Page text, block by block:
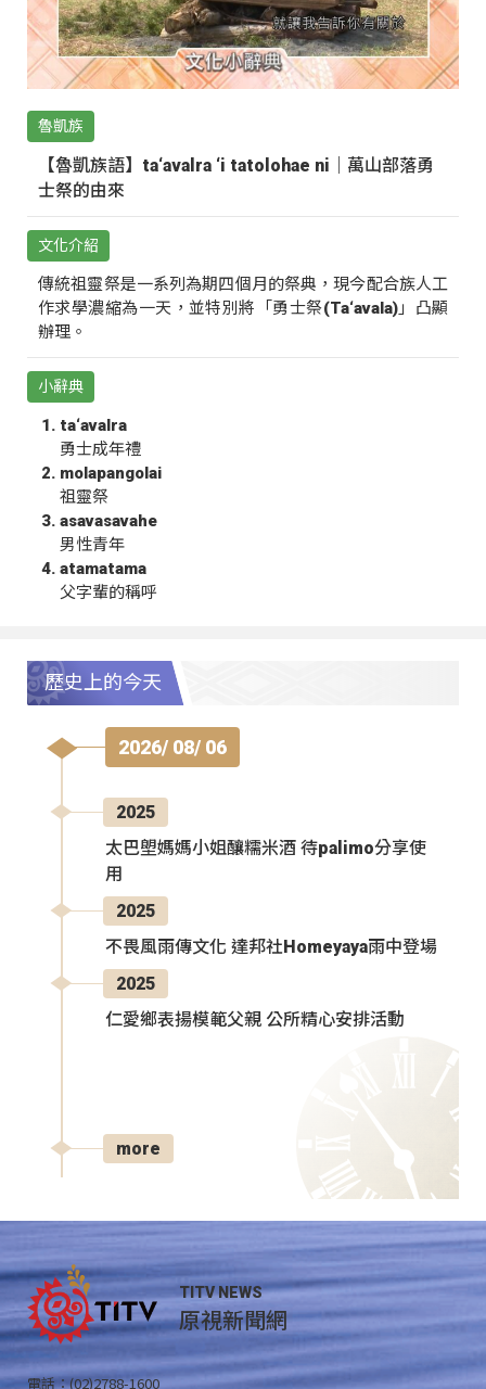
魯凱族
【魯凱族語】ta‘avalra ‘i tatolohae ni｜萬山部落勇
士祭的由來
文化介紹
傳統祖靈祭是一系列為期四個月的祭典，現今配合族人工
作求學濃縮為一天，並特別將「勇士祭(Ta‘avala)」凸顯
辦理。
小辭典
ta‘avalra
勇士成年禮
molapangolai
祖靈祭
asavasavahe
男性青年
atamatama
父字輩的稱呼
歷史上的今天
2026/ 08/ 06
2025
太巴塱媽媽小姐釀糯米酒 待palimo分享使
用
2025
不畏風雨傳文化 達邦社Homeyaya雨中登場
2025
仁愛鄉表揚模範父親 公所精心安排活動
more
TITV NEWS
原視新聞網
電話：(02)2788-1600